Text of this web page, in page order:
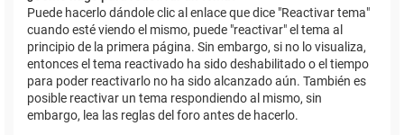
Puede hacerlo dándole clic al enlace que dice "Reactivar tema"
cuando esté viendo el mismo, puede "reactivar" el tema al
principio de la primera página. Sin embargo, si no lo visualiza,
entonces el tema reactivado ha sido deshabilitado o el tiempo
para poder reactivarlo no ha sido alcanzado aún. También es
posible reactivar un tema respondiendo al mismo, sin
embargo, lea las reglas del foro antes de hacerlo.